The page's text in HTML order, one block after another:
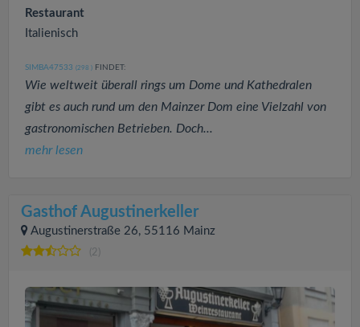
Restaurant
Italienisch
SIMBA47533 (298 ) FINDET:
Wie weltweit überall rings um Dome und Kathedralen
gibt es auch rund um den Mainzer Dom eine Vielzahl von
gastronomischen Betrieben. Doch...
mehr lesen
Gasthof Augustinerkeller
Augustinerstraße 26, 55116 Mainz
(2)